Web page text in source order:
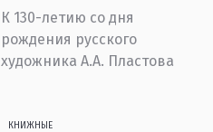
К 130-летию со дня
рождения русского
художника А.А. Пластова
КНИЖНЫЕ